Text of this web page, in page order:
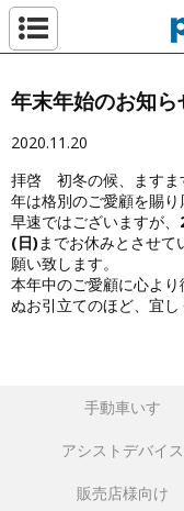
年末年始のお知
2020.11.20
拝啓 初冬の候、ますま
年は格別のご愛顧を賜り
早速ではございますが、
(日)までお休みとさせて
願い致します。
本年中のご愛顧に心よ
ぬお引立てのほど、宜し
手動車いす
アシストデバイス
販売店様向け